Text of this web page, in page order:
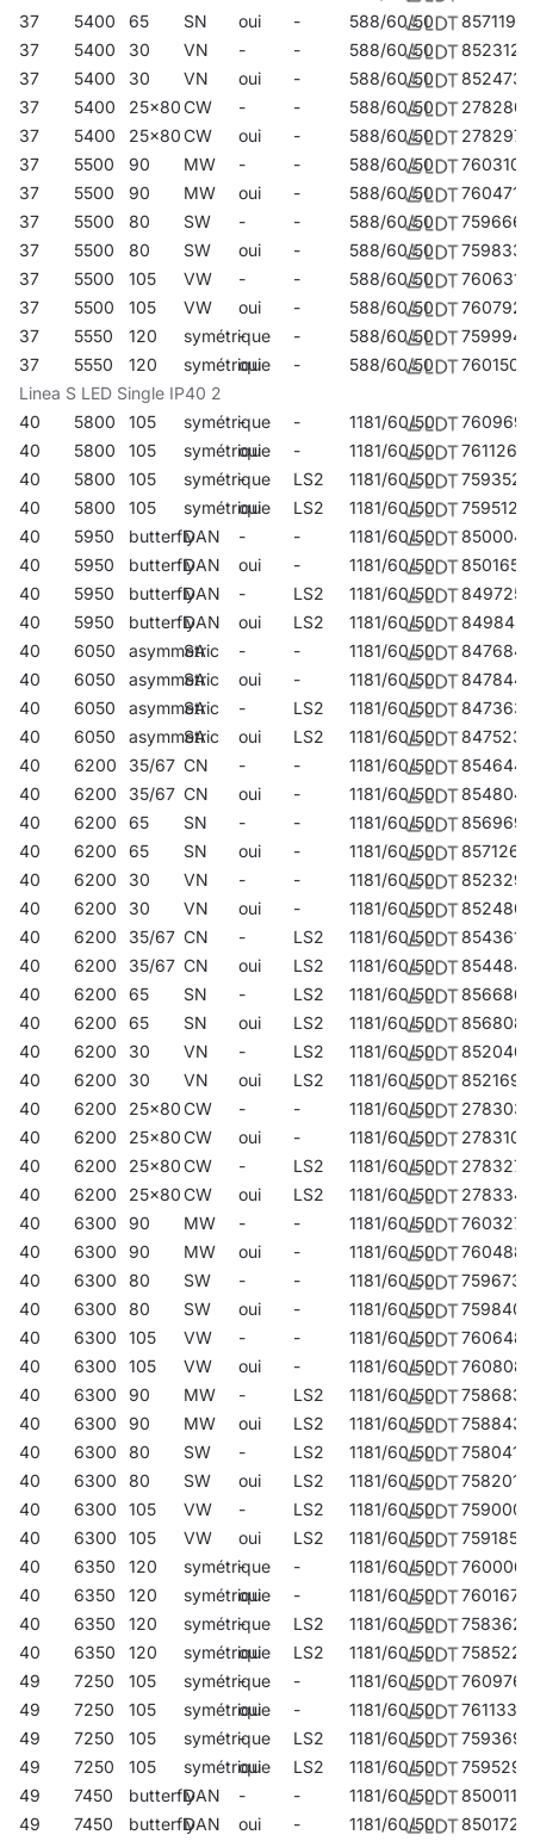
37
5400 65 SN oui - 588/60/50
857119
37
5400 30 VN - - 588/60/50
852312
37
5400 30 VN oui - 588/60/50
852473
37
5400 25x80CW - - 588/60/50
278280
37
5400 25x80CW oui - 588/60/50
278297
37
5500 90 MW - - 588/60/50
760310
37
5500 90 MW oui - 588/60/50
760471
37
5500 80 SW - - 588/60/50
759666
37
5500 80 SW oui - 588/60/50
759833
37
5500 105 VW - - 588/60/50
760631
37
5500 105 VW oui - 588/60/50
760792
37
5550 120 symétrique
- - 588/60/50
759994
37
5550 120 symétrique
oui - 588/60/50
760150
Linea S LED Single IP40 2
40
5800 105 symétrique
- - 1181/60/50
760969
40
5800 105 symétrique
oui - 1181/60/50
761126
40
5800 105 symétrique
- LS2 1181/60/50
759352
40
5800 105 symétrique
oui LS2 1181/60/50
759512
40
5950 butterflyDAN - - 1181/60/50
850004
40
5950 butterflyDAN oui - 1181/60/50
850165
40
5950 butterflyDAN - LS2 1181/60/50
849725
40
5950 butterflyDAN oui LS2 1181/60/50
849848
40
6050 asymmetric
SA - - 1181/60/50
847684
40
6050 asymmetric
SA oui - 1181/60/50
847844
40
6050 asymmetric
SA - LS2 1181/60/50
847363
40
6050 asymmetric
SA oui LS2 1181/60/50
847523
40
6200 35/67 CN - - 1181/60/50
854644
40
6200 35/67 CN oui - 1181/60/50
854804
40
6200 65 SN - - 1181/60/50
856969
40
6200 65 SN oui - 1181/60/50
857126
40
6200 30 VN - - 1181/60/50
852329
40
6200 30 VN oui - 1181/60/50
852480
40
6200 35/67 CN - LS2 1181/60/50
854361
40
6200 35/67 CN oui LS2 1181/60/50
854484
40
6200 65 SN - LS2 1181/60/50
856686
40
6200 65 SN oui LS2 1181/60/50
856808
40
6200 30 VN - LS2 1181/60/50
852046
40
6200 30 VN oui LS2 1181/60/50
852169
40
6200 25x80CW - - 1181/60/50
278303
40
6200 25x80CW oui - 1181/60/50
278310
40
6200 25x80CW - LS2 1181/60/50
278327
40
6200 25x80CW oui LS2 1181/60/50
278334
40
6300 90 MW - - 1181/60/50
760327
40
6300 90 MW oui - 1181/60/50
760488
40
6300 80 SW - - 1181/60/50
759673
40
6300 80 SW oui - 1181/60/50
759840
40
6300 105 VW - - 1181/60/50
760648
40
6300 105 VW oui - 1181/60/50
760808
40
6300 90 MW - LS2 1181/60/50
758683
40
6300 90 MW oui LS2 1181/60/50
758843
40
6300 80 SW - LS2 1181/60/50
758041
40
6300 80 SW oui LS2 1181/60/50
758201
40
6300 105 VW - LS2 1181/60/50
759000
40
6300 105 VW oui LS2 1181/60/50
759185
40
6350 120 symétrique
- - 1181/60/50
760006
40
6350 120 symétrique
oui - 1181/60/50
760167
40
6350 120 symétrique
- LS2 1181/60/50
758362
40
6350 120 symétrique
oui LS2 1181/60/50
758522
49
7250 105 symétrique
- - 1181/60/50
760976
49
7250 105 symétrique
oui - 1181/60/50
761133
49
7250 105 symétrique
- LS2 1181/60/50
759369
49
7250 105 symétrique
oui LS2 1181/60/50
759529
49
7450 butterflyDAN - - 1181/60/50
850011
49
7450 butterflyDAN oui - 1181/60/50
850172